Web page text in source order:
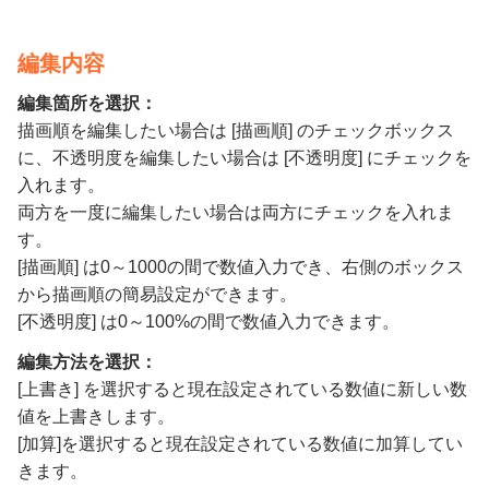
編集内容
編集箇所を選択：
描画順を編集したい場合は [描画順] のチェックボックス
に、不透明度を編集したい場合は [不透明度] にチェックを
入れます。
両方を一度に編集したい場合は両方にチェックを入れま
す。
[描画順] は0～1000の間で数値入力でき、右側のボックス
から描画順の簡易設定ができます。
[不透明度] は0～100%の間で数値入力できます。
編集方法を選択：
[上書き] を選択すると現在設定されている数値に新しい数
値を上書きします。
[加算]を選択すると現在設定されている数値に加算してい
きます。